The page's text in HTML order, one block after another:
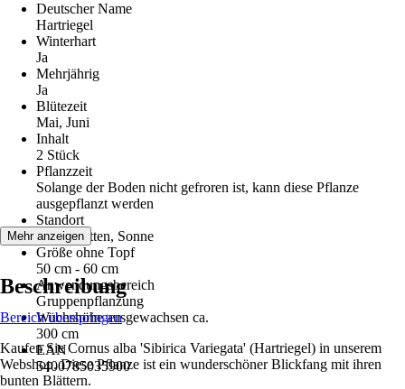
Deutscher Name
Hartriegel
Winterhart
Ja
Mehrjährig
Ja
Blütezeit
Mai, Juni
Inhalt
2 Stück
Pflanzzeit
Solange der Boden nicht gefroren ist, kann diese Pflanze
ausgepflanzt werden
Standort
Halbschatten, Sonne
Größe ohne Topf
50 cm - 60 cm
Anwendungsbereich
Gruppenpflanzung
Wuchshöhe ausgewachsen ca.
300 cm
EAN
5400785035900
Mehr anzeigen
Beschreibung
Bereich überspringen
Kaufen Sie Cornus alba 'Sibirica Variegata' (Hartriegel) in unserem
Webshop. Diese Pflanze ist ein wunderschöner Blickfang mit ihren
bunten Blättern.